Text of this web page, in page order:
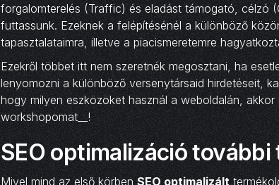
forgalomterelés (Traffic) és eladást támogató, célzó
futtassunk. Ezeknek a felépítésénél a különböző
tapasztalataimra, illetve a piacismeretemre
Ezekről többet itt nem szeretnék megosztani, ha
lenyomozni a különböző versenytársaid hirdetéseit,
hogy milyen eszközöket használ a weboldalán, akkor
workshopomat__!
SEO optimalizáció további
Mivel mind az első körben SEO optimalizált